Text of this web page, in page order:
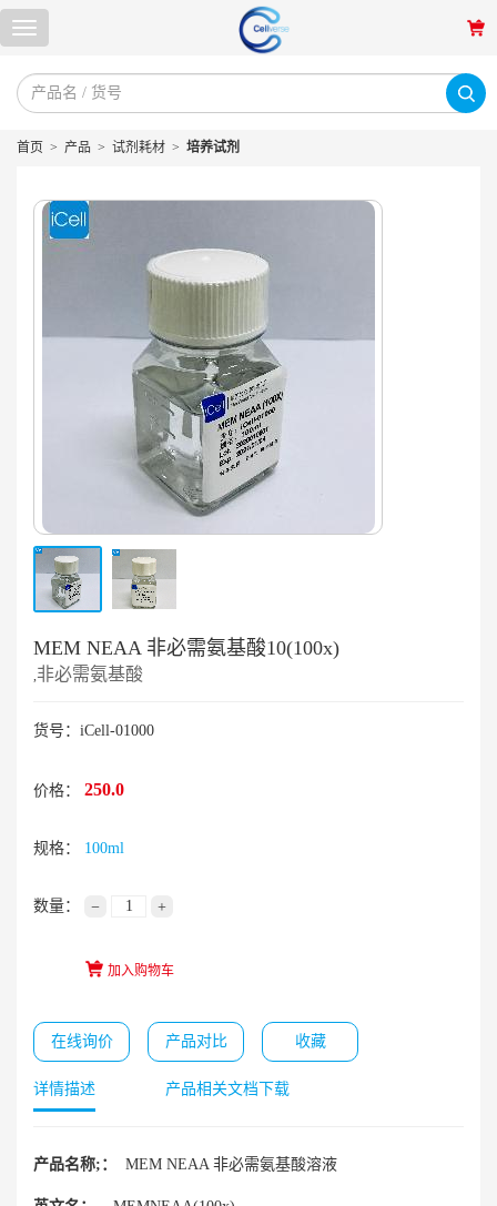
首页 > 产品 > 试剂耗材 > 培养试剂
MEM NEAA 非必需氨基酸10(100x)
,非必需氨基酸
货号：iCell-01000
价格： 250.0
规格： 100ml
数量： − +
加入购物车
在线询价 产品对比 收藏
详情描述 产品相关文档下载
产品名称;： MEM NEAA 非必需氨基酸溶液